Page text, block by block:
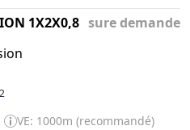
1X2X0,8 sure demande
VE: 1000m (recommandé)